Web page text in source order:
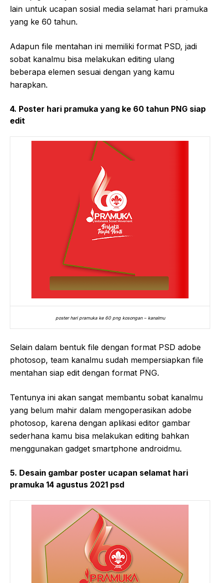
lain untuk ucapan sosial media selamat hari pramuka
yang ke 60 tahun.
Adapun file mentahan ini memiliki format PSD, jadi
sobat kanalmu bisa melakukan editing ulang
beberapa elemen sesuai dengan yang kamu
harapkan.
4. Poster hari pramuka yang ke 60 tahun PNG siap
edit
poster hari pramuka ke 60 png kosongan – kanalmu
Selain dalam bentuk file dengan format PSD adobe
photosop, team kanalmu sudah mempersiapkan file
mentahan siap edit dengan format PNG.
Tentunya ini akan sangat membantu sobat kanalmu
yang belum mahir dalam mengoperasikan adobe
photosop, karena dengan aplikasi editor gambar
sederhana kamu bisa melakukan editing bahkan
menggunakan gadget smartphone androidmu.
5. Desain gambar poster ucapan selamat hari
pramuka 14 agustus 2021 psd